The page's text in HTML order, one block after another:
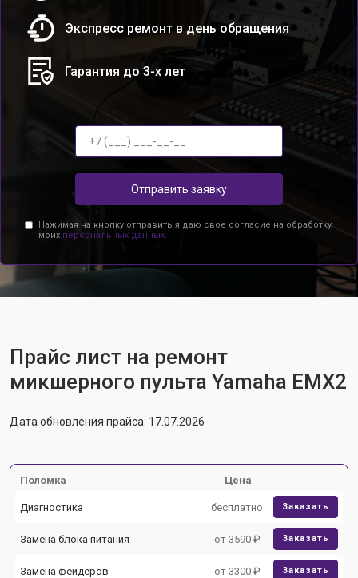
Экспресс ремонт в день обращения
Гарантия до 3-х лет
Отправить заявку
Нажимая на кнопку отправить я даю свое согласие на обработку
моих персональных данных.
Прайс лист на ремонт
микшерного пульта Yamaha EMX2
Дата обновления прайса: 17.07.2026
Поломка Цена
Диагностика бесплатно Заказать
Замена блока питания от 3590 ₽ Заказать
Замена фейдеров от 3300 ₽ Заказать